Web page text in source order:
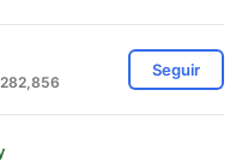
Seguir